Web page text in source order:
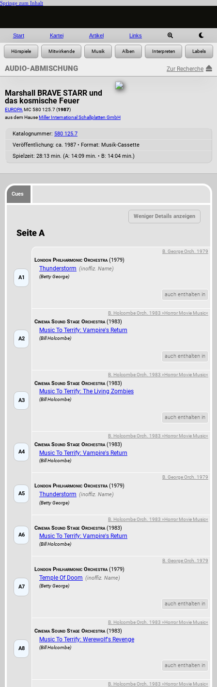
Springe zum Inhalt
Start Kartei Artikel Links
AUDIO-ABMISCHUNG Zur Recherche
Marshall BRAVE STARR und
das kosmische Feuer
EUROPA MC 580 125.7 (1987)
aus dem Hause Miller International Schallplatten GmbH
Katalognummer: 580 125.7
Veröffentlichung: ca. 1987 • Format: Musik-Cassette
Spielzeit: 28:13 min. (A: 14:09 min. • B: 14:04 min.)
Cues
Seite A
A1
B. George Orch. 1979
London Philharmonic Orchestra(1979)
Thunderstorm
(Betty George)
auch enthalten in
A2
B. Holcombe Orch. 1983 »Horror Movie Music«
Cinema Sound Stage Orchestra(1983)
Music To Terrify: Vampire's Return
(Bill Holcombe)
auch enthalten in
A3
B. Holcombe Orch. 1983 »Horror Movie Music«
Cinema Sound Stage Orchestra (1983)
Music To Terrify: The Living Zombies
(Bill Holcombe)
auch enthalten in
A4
B. Holcombe Orch. 1983 »Horror Movie Music«
Cinema Sound Stage Orchestra(1983)
Music To Terrify: Vampire's Return
(Bill Holcombe)
A5
B. George Orch. 1979
London Philharmonic Orchestra(1979)
Thunderstorm
(Betty George)
A6
B. Holcombe Orch. 1983 »Horror Movie Music«
Cinema Sound Stage Orchestra(1983)
Music To Terrify: Vampire's Return
(Bill Holcombe)
A7
B. George Orch. 1979
London Philharmonic Orchestra(1979)
Temple Of Doom
(Betty George)
auch enthalten in
A8
B. Holcombe Orch. 1983 »Horror Movie Music«
Cinema Sound Stage Orchestra(1983)
Music To Terrify: Werewolf's Revenge
(Bill Holcombe)
auch enthalten in
B. Holcombe Orch. 1983 »Horror Movie Music«